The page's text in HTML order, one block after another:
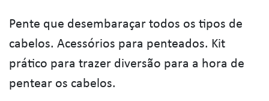
Pente que desembaraçar todos os tipos de
cabelos. Acessórios para penteados. Kit
prático para trazer diversão para a hora de
pentear os cabelos.